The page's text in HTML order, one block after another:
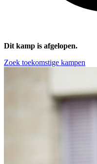
Dit kamp is afgelopen.
Zoek toekomstige kampen